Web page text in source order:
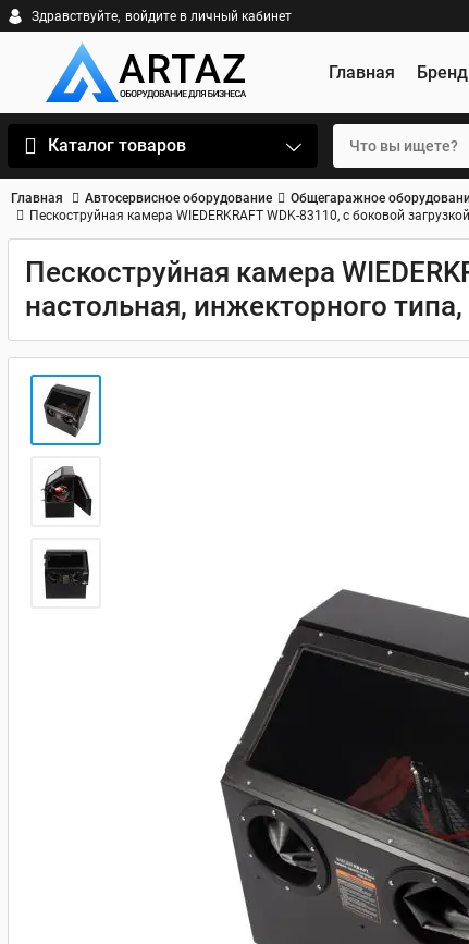
Здравствуйте, войдите в личный кабинет
Главная
Каталог товаров
Главная Автосервисное оборудование Общегаражное
Пескоструйная камера WIEDERKRAFT WDK-83110, с боковой
Пескоструйная камера
настольная, инжекторного